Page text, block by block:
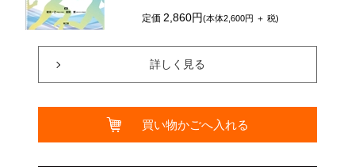
定価2,860円(本体2,600円 ＋ 税)
詳しく見る
買い物かごへ入れる